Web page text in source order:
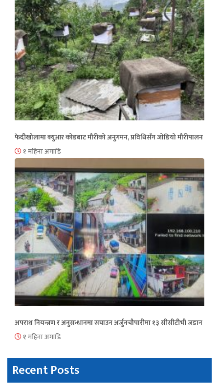
फेदीखोलामा क्युआर कोडबाट मौरीको अनुगमन, प्रविधिसँग जोडियो मौरीपालन
१ महिना अगाडि
अपराध नियन्त्रण र अनुसन्धानमा सघाउन अर्जुनचौपारीमा १३ सीसीटीभी जडान
१ महिना अगाडि
Recent Posts